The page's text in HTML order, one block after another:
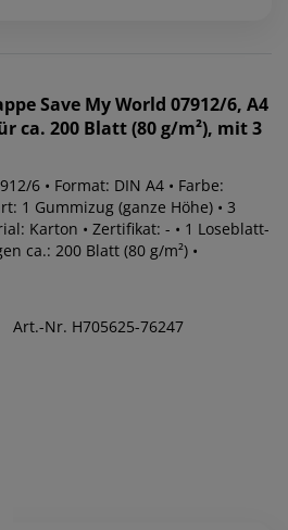
Save My World 07912/6, A4
ca. 200 Blatt (80 g/m²), mit 3
6 • Format: DIN A4 • Farbe:
1 Gummizug (ganze Höhe) • 3
Karton • Zertifikat: - • 1 Loseblatt-
Blatt (80 g/m²) •
Art.-Nr. H705625-76247